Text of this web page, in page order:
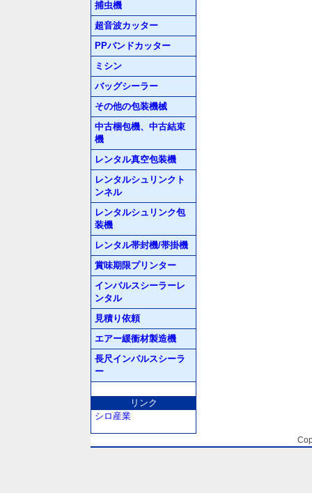
捕虫機
超音波カッター
PPバンドカッター
ミシン
バッグシーラー
その他の包装機械
中古梱包機、中古結束
機
レンタル真空包装機
レンタルシュリンクト
ンネル
レンタルシュリンク包
装機
レンタル帯封機/帯掛機
賞味期限プリンター
インパルスシーラーレ
ンタル
見積り依頼
エアー緩衝材製造機
長尺インパルスシーラ
ー
リンク
シロ産業